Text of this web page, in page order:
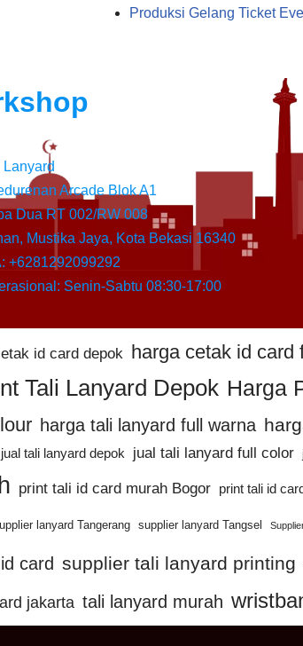
Produksi Gelang Ticket
Arcade Blok A1
Dua RT 002/RW 008
Mustika Jaya, Kota Bekasi 16340
+6281292099292
Senin-Sabtu 08:30-17:00
id card depok harga cetak id card
Tali Lanyard Depok Harga
harga tali lanyard full warna
jual tali lanyard depok jual tali lanyard full color
print tali id card murah Bogor print tali id
lanyard Tangerang supplier lanyard Tangsel
card supplier tali lanyard printing
jakarta tali lanyard murah